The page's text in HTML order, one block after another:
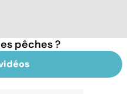
pêches ?